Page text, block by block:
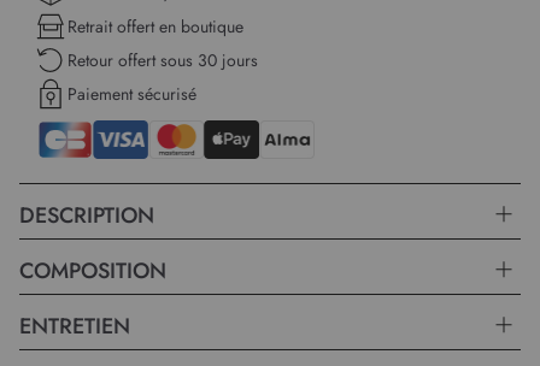
réhaussant l'ensemble et faisant de ce gilet un incontournable pour les
garde-robes raffinées. Que ce soit pour une sortie décontractée ou
une occasion plus habillée, ce gilet s'intègre facilement à toute
collection de mode.
Retrait offert en boutique
Retour offert sous 30 jours
Paiement sécurisé
DESCRIPTION
COMPOSITION
ENTRETIEN